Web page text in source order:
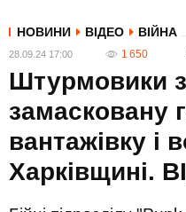
НОВИНИ ВІДЕО ВІЙНА
28.09.24 17:00 1 650
Штурмовики
замасковану
вантажівку і
Харківщині.